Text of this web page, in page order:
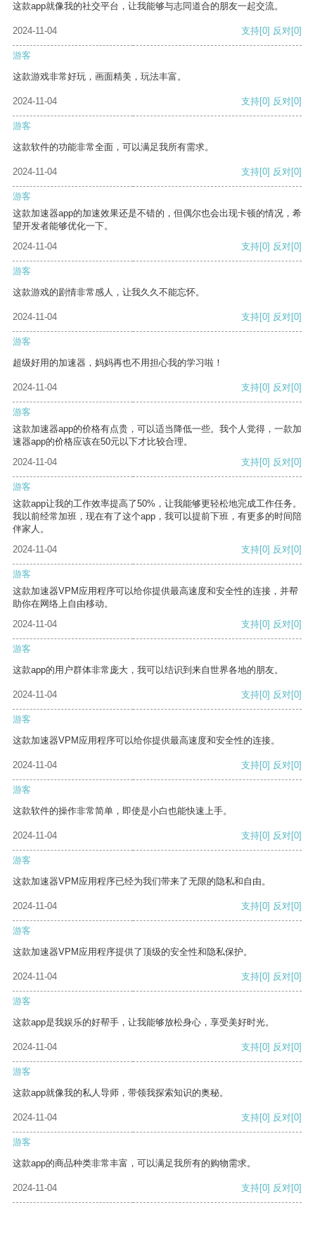
这款app就像我的社交平台，让我能够与志同道合的朋友一起交流。
2024-11-04 支持[0] 反对[0]
游客
这款游戏非常好玩，画面精美，玩法丰富。
2024-11-04 支持[0] 反对[0]
游客
这款软件的功能非常全面，可以满足我所有需求。
2024-11-04 支持[0] 反对[0]
游客
这款加速器app的加速效果还是不错的，但偶尔也会出现卡顿的情况，希
望开发者能够优化一下。
2024-11-04
支持[0] 反对[0]
游客
这款游戏的剧情非常感人，让我久久不能忘怀。
2024-11-04 支持[0] 反对[0]
游客
超级好用的加速器，妈妈再也不用担心我的学习啦！
2024-11-04 支持[0] 反对[0]
游客
这款加速器app的价格有点贵，可以适当降低一些。我个人觉得，一款加
速器app的价格应该在50元以下才比较合理。
2024-11-04
支持[0] 反对[0]
游客
这款app让我的工作效率提高了50%，让我能够更轻松地完成工作任务。
我以前经常加班，现在有了这个app，我可以提前下班，有更多的时间陪
伴家人。
2024-11-04
支持[0] 反对[0]
游客
这款加速器VPM应用程序可以给你提供最高速度和安全性的连接，并帮
助你在网络上自由移动。
2024-11-04
支持[0] 反对[0]
游客
这款app的用户群体非常庞大，我可以结识到来自世界各地的朋友。
2024-11-04 支持[0] 反对[0]
游客
这款加速器VPM应用程序可以给你提供最高速度和安全性的连接。
2024-11-04 支持[0] 反对[0]
游客
这款软件的操作非常简单，即使是小白也能快速上手。
2024-11-04 支持[0] 反对[0]
游客
这款加速器VPM应用程序已经为我们带来了无限的隐私和自由。
2024-11-04 支持[0] 反对[0]
游客
这款加速器VPM应用程序提供了顶级的安全性和隐私保护。
2024-11-04 支持[0] 反对[0]
游客
这款app是我娱乐的好帮手，让我能够放松身心，享受美好时光。
2024-11-04 支持[0] 反对[0]
游客
这款app就像我的私人导师，带领我探索知识的奥秘。
2024-11-04 支持[0] 反对[0]
游客
这款app的商品种类非常丰富，可以满足我所有的购物需求。
2024-11-04 支持[0] 反对[0]